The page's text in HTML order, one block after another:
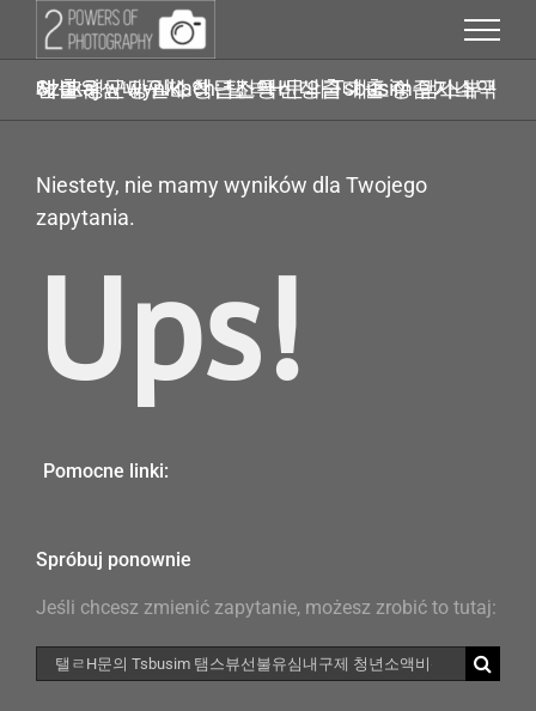
Przejdź
Szukaj w wynikach: 탤ㄹH문의 Tsbusim 탬스뷰선불유심내구제 청년소액비상금대출 정수기내구제 고령군당일소액급전통신대출 기초수급자소액대출
Niestety, nie mamy wyników dla Twojego
zapytania.
Ups!
Pomocne linki:
Spróbuj ponownie
Jeśli chcesz zmienić zapytanie, możesz zrobić to tutaj:
Szukaj